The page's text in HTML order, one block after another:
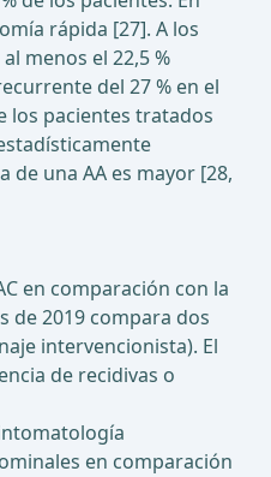
rápida [27]. A los
menos el 22,5 %
del 27 % en el
los pacientes tratados
una AA es mayor [28,
en comparación con la
de 2019 compara dos
intervencionista). El
de recidivas o
en comparación